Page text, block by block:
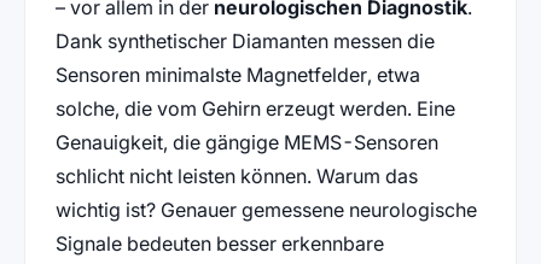
– vor allem in der neurologischen Diagnostik.
Dank synthetischer Diamanten messen die
Sensoren minimalste Magnetfelder, etwa
solche, die vom Gehirn erzeugt werden. Eine
Genauigkeit, die gängige MEMS-Sensoren
schlicht nicht leisten können. Warum das
wichtig ist? Genauer gemessene neurologische
Signale bedeuten besser erkennbare